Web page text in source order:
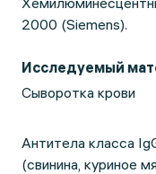
2000 (Siemens).
Исследуемый
Сыворотка крови
Антитела класса
(свинина, куриное